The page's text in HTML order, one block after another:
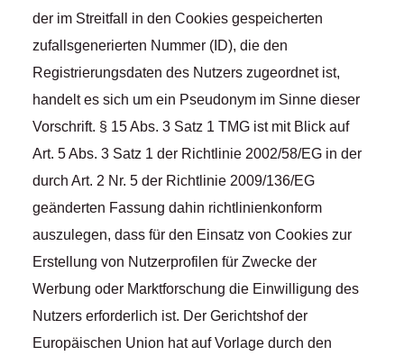
der im Streitfall in den Cookies gespeicherten
zufallsgenerierten Nummer (ID), die den
Registrierungsdaten des Nutzers zugeordnet ist,
handelt es sich um ein Pseudonym im Sinne dieser
Vorschrift. § 15 Abs. 3 Satz 1 TMG ist mit Blick auf
Art. 5 Abs. 3 Satz 1 der Richtlinie 2002/58/EG in der
durch Art. 2 Nr. 5 der Richtlinie 2009/136/EG
geänderten Fassung dahin richtlinienkonform
auszulegen, dass für den Einsatz von Cookies zur
Erstellung von Nutzerprofilen für Zwecke der
Werbung oder Marktforschung die Einwilligung des
Nutzers erforderlich ist. Der Gerichtshof der
Europäischen Union hat auf Vorlage durch den